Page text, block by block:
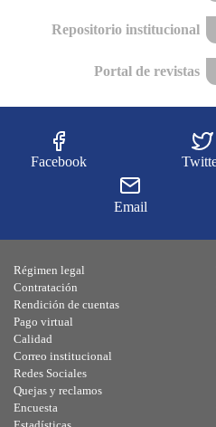
Repositorio institucional
Portal de revistas
Facebook
Email
Régimen legal
Contratación
Rendición de cuentas
Pago virtual
Calidad
Correo institucional
Redes Sociales
Quejas y reclamos
Encuesta